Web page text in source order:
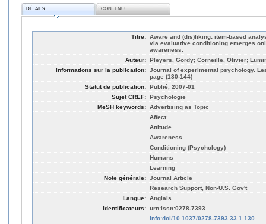
DÉTAILS CONTENU
Titre: Aware and (dis)liking: item-based
via evaluative conditioning emerges
awareness.
Auteur: Pleyers, Gordy; Corneille, Olivier;
Informations sur la publication: Journal of experimental psychology.
page (130-144)
Statut de publication: Publié, 2007-01
Sujet CREF: Psychologie
MeSH keywords: Advertising as Topic
Affect
Attitude
Awareness
Conditioning (Psychology)
Humans
Learning
Note générale: Journal Article
Research Support, Non-U.S. Gov't
Langue: Anglais
Identificateurs: urn:issn:0278-7393
info:doi/10.1037/0278-7393.33.1.130